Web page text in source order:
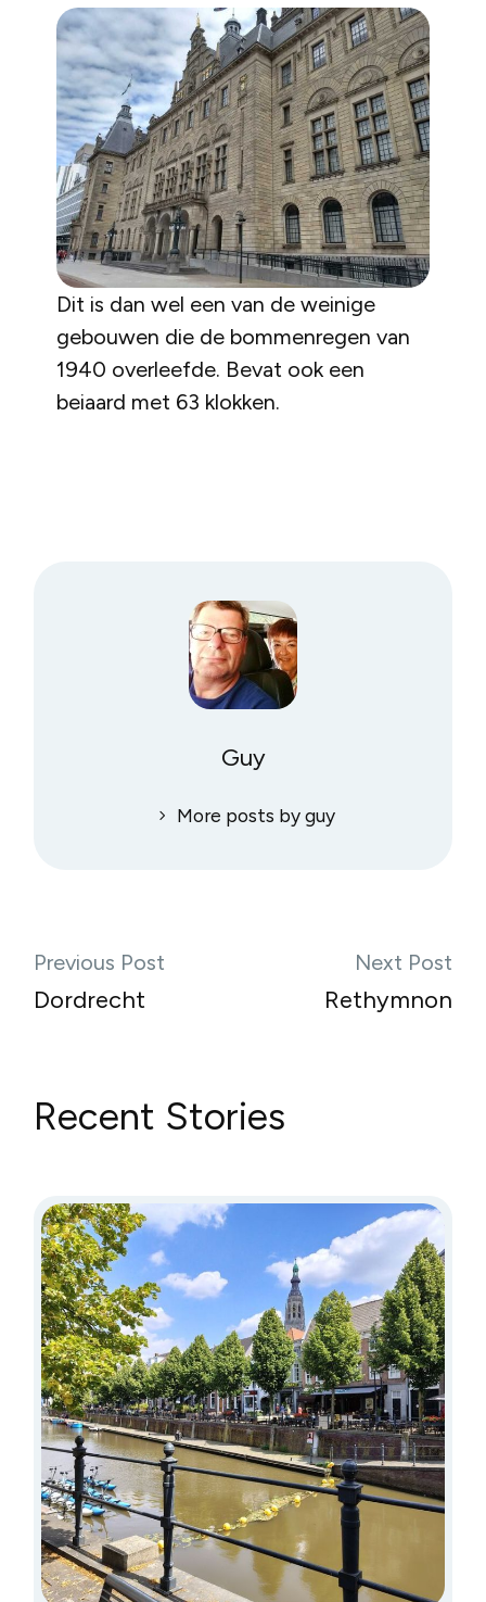
Dit is dan wel een van de weinige
gebouwen die de bommenregen van
1940 overleefde. Bevat ook een
beiaard met 63 klokken.
Guy
More posts by guy
Previous Post
Dordrecht
Next Post
Rethymnon
Recent Stories